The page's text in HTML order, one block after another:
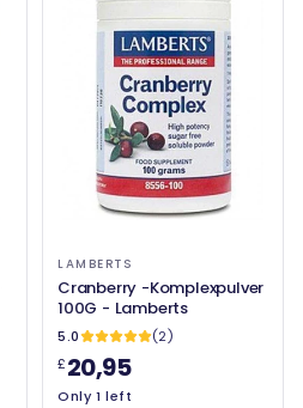
LAMBERTS
Cranberry -Komplexpulver
100G - Lamberts
5.0
(2)
£20,95
Only 1 left